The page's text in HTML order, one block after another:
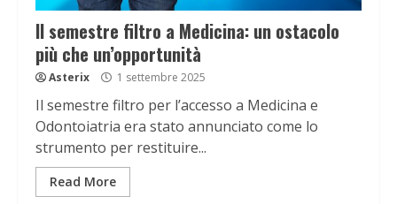
Il semestre filtro a Medicina: un ostacolo
più che un’opportunità
Asterix 1 settembre 2025
Il semestre filtro per l’accesso a Medicina e
Odontoiatria era stato annunciato come lo
strumento per restituire...
Read More